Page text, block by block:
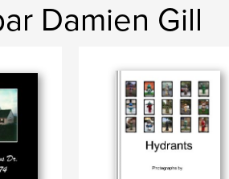
Damien Gill